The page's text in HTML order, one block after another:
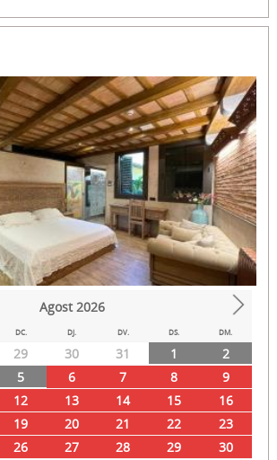
Next
Agost 2026
DC. DJ. DV. DS. DM.
29 30 31 1
2
5 6 7 8
9
12 13 14 15
16
19 20 21 22
23
26 27 28 29
30